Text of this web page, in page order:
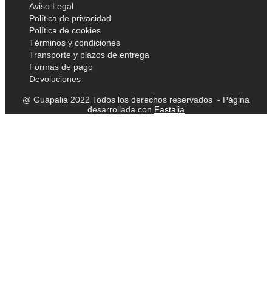
Aviso Legal
Política de privacidad
Política de cookies
Términos y condiciones
Transporte y plazos de entrega
Formas de pago
Devoluciones
@ Guapalia 2022 Todos los derechos reservados - Página
desarrollada con Fastalia